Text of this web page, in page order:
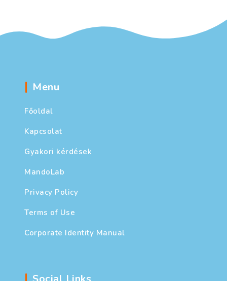
Menu
Főoldal
Kapcsolat
Gyakori kérdések
MandoLab
Privacy Policy
Terms of Use
Corporate Identity Manual